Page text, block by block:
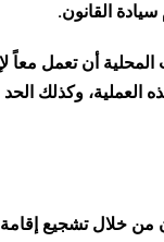
القانون.
أن تعمل معاً
العملية، وكذلك
الإنسان من خلال